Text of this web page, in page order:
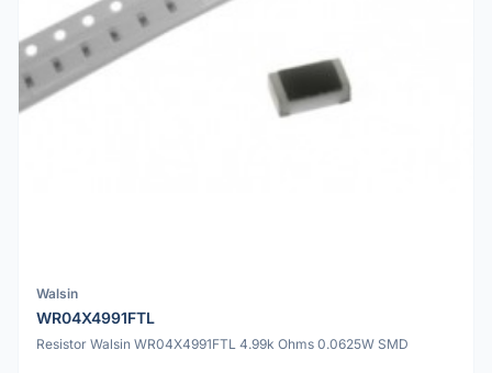
Walsin
WR04X4991FTL
Resistor Walsin WR04X4991FTL 4.99k Ohms 0.0625W SMD